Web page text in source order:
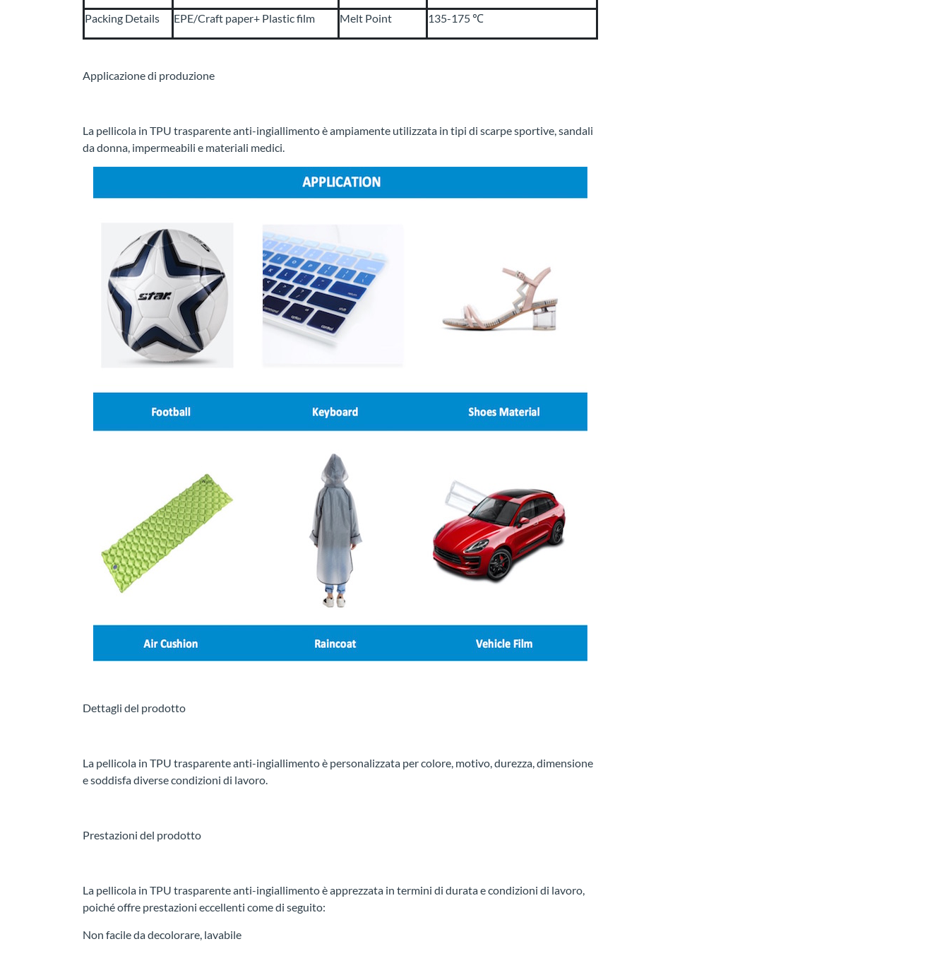
Packing Details EPE/Craft paper+ Plastic film Melt Point 135-175 ℃
Applicazione di produzione
La pellicola in TPU trasparente anti-ingiallimento è ampiamente utilizzata in tipi di scarpe sportive, sandali
da donna, impermeabili e materiali medici.
Dettagli del prodotto
La pellicola in TPU trasparente anti-ingiallimento è personalizzata per colore, motivo, durezza, dimensione
e soddisfa diverse condizioni di lavoro.
Prestazioni del prodotto
La pellicola in TPU trasparente anti-ingiallimento è apprezzata in termini di durata e condizioni di lavoro,
poiché offre prestazioni eccellenti come di seguito:
Non facile da decolorare, lavabile